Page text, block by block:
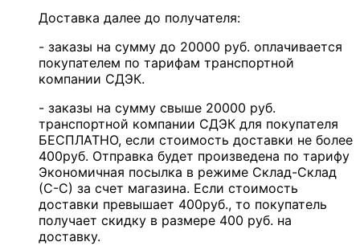
Доставка далее до получателя:
- заказы на сумму до 20000 руб. оплачивается
покупателем по тарифам транспортной
компании СДЭК.
- заказы на сумму свыше 20000 руб.
транспортной компании СДЭК для покупателя
БЕСПЛАТНО, если стоимость доставки не более
400руб. Отправка будет произведена по тарифу
Экономичная посылка в режиме Склад-Склад
(С-С) за счет магазина. Если стоимость
доставки превышает 400руб., то покупатель
получает скидку в размере 400 руб. на
доставку.